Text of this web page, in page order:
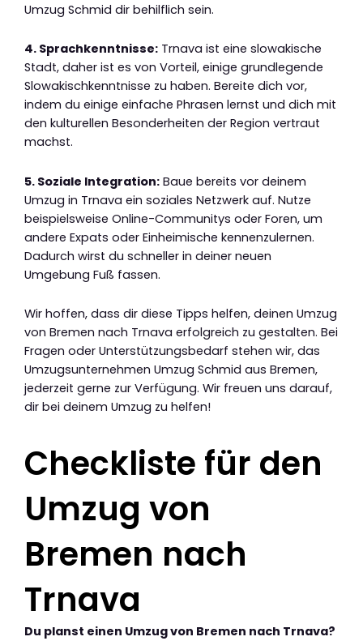
Umzug Schmid dir behilflich sein.
4. Sprachkenntnisse: Trnava ist eine slowakische
Stadt, daher ist es von Vorteil, einige grundlegende
Slowakischkenntnisse zu haben. Bereite dich vor,
indem du einige einfache Phrasen lernst und dich mit
den kulturellen Besonderheiten der Region vertraut
machst.
5. Soziale Integration: Baue bereits vor deinem
Umzug in Trnava ein soziales Netzwerk auf. Nutze
beispielsweise Online-Communitys oder Foren, um
andere Expats oder Einheimische kennenzulernen.
Dadurch wirst du schneller in deiner neuen
Umgebung Fuß fassen.
Wir hoffen, dass dir diese Tipps helfen, deinen Umzug
von Bremen nach Trnava erfolgreich zu gestalten. Bei
Fragen oder Unterstützungsbedarf stehen wir, das
Umzugsunternehmen Umzug Schmid aus Bremen,
jederzeit gerne zur Verfügung. Wir freuen uns darauf,
dir bei deinem Umzug zu helfen!
Checkliste für den
Umzug von
Bremen nach
Trnava
Du planst einen Umzug von Bremen nach Trnava?